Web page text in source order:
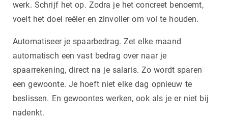
werk. Schrijf het op. Zodra je het concreet benoemt,
voelt het doel reëler en zinvoller om vol te houden.
Automatiseer je spaarbedrag. Zet elke maand
automatisch een vast bedrag over naar je
spaarrekening, direct na je salaris. Zo wordt sparen
een gewoonte. Je hoeft niet elke dag opnieuw te
beslissen. En gewoontes werken, ook als je er niet bij
nadenkt.